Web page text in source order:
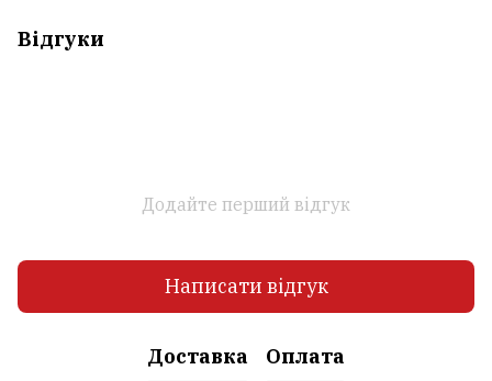
Відгуки
Додайте перший відгук
Написати відгук
Доставка Оплата